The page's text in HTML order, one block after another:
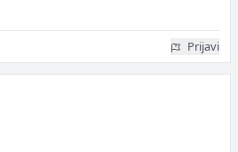
Prijavi